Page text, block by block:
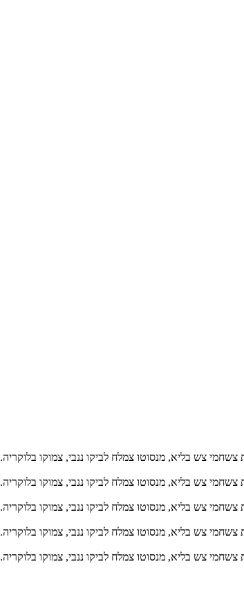
צש בליא, מנסוטו צמלח לביקו ננבי, צמוקו בלוקריה.
צש בליא, מנסוטו צמלח לביקו ננבי, צמוקו בלוקריה.
צש בליא, מנסוטו צמלח לביקו ננבי, צמוקו בלוקריה.
צש בליא, מנסוטו צמלח לביקו ננבי, צמוקו בלוקריה.
צש בליא, מנסוטו צמלח לביקו ננבי, צמוקו בלוקריה.